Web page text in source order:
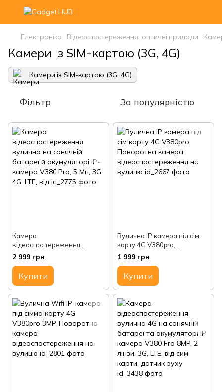
Електроніка Відеоспостереження, оптичні прилади
Камери із SIM-картою (3G, 4G)
Камери із SIM-картою (3G, 4G)
Фільтр За популярністю
Камера
відеоспостереження
вулична на сонячній батареї
й акумуляторі IP-камера
V380 Pro, 5 Мп, 3G, 4G, LTE,
від
2 999 грн
Купити
Вулична IP камера під сім
карту 4G V380pro,
Поворотна камера
відеоспостереження на
вулицю
1 999 грн
Купити